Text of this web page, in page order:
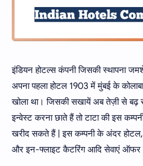
इंडियन होटल्स कंपनी जिसकी स्थापना
अपना पहला होटल 1903 में मुंबई के
खोला था। जिसकी सखायें अब तेज़ी से बढ़
इन्वेस्ट करना छाते हैं तो टाटा की इस
खरीद सकते हैं | इस कम्पनी के अंदर होटल,
और इन-फ्लाइट कैटरिंग आदि सेवाएं ऑफर